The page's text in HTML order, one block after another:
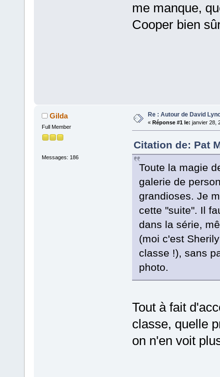
me manque,
Cooper bien
Gilda
Full Member
Messages: 186
Re : Autour de David
« Réponse #1 le: janvier 28,
Citation de: Pat
Toute la magie
galerie de
grandioses. Je
cette "suite". Il
dans la série,
(moi c'est
classe !), sans
photo.
Tout à fait
classe, quelle
on n'en voit